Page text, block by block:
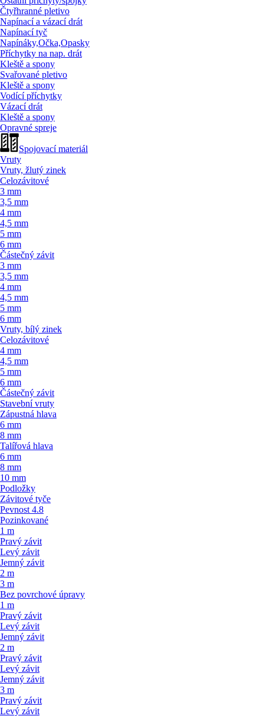
Čtyřhranné pletivo
Napínací a vázací drát
Napínací tyč
Napínáky,Očka,Opasky
Příchytky na nap. drát
Kleště a spony
Svařované pletivo
Kleště a spony
Vodící příchytky
Vázací drát
Kleště a spony
Opravné spreje
Spojovací materiál
Vruty
Vruty, žlutý zinek
Celozávitové
3 mm
3,5 mm
4 mm
4,5 mm
5 mm
6 mm
Částečný závit
3 mm
3,5 mm
4 mm
4,5 mm
5 mm
6 mm
Vruty, bílý zinek
Celozávitové
4 mm
4,5 mm
5 mm
6 mm
Částečný závit
Stavební vruty
Zápustná hlava
6 mm
8 mm
Talířová hlava
6 mm
8 mm
10 mm
Podložky
Závitové tyče
Pevnost 4.8
Pozinkované
1 m
Pravý závit
Levý závit
Jemný závit
2 m
3 m
Bez povrchové úpravy
1 m
Pravý závit
Levý závit
Jemný závit
2 m
Pravý závit
Levý závit
Jemný závit
3 m
Pravý závit
Levý závit